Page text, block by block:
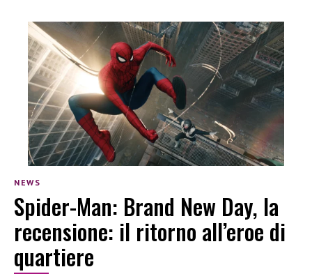
NEWS
Spider-Man: Brand New Day, la
recensione: il ritorno all’eroe di
quartiere